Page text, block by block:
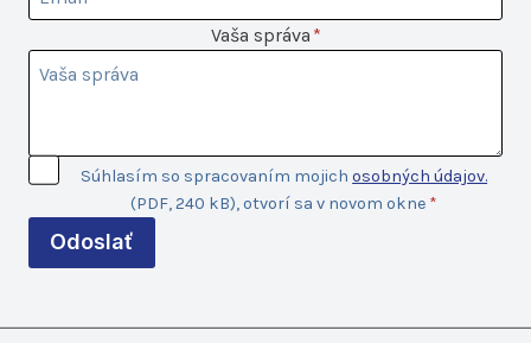
Vaša správa *
správa
Súhlas so
spracovaním
údajov
Súhlasím so spracovaním mojichosobných údajov.
(PDF, 240 kB), otvorí sa v novom okne *
Odoslať